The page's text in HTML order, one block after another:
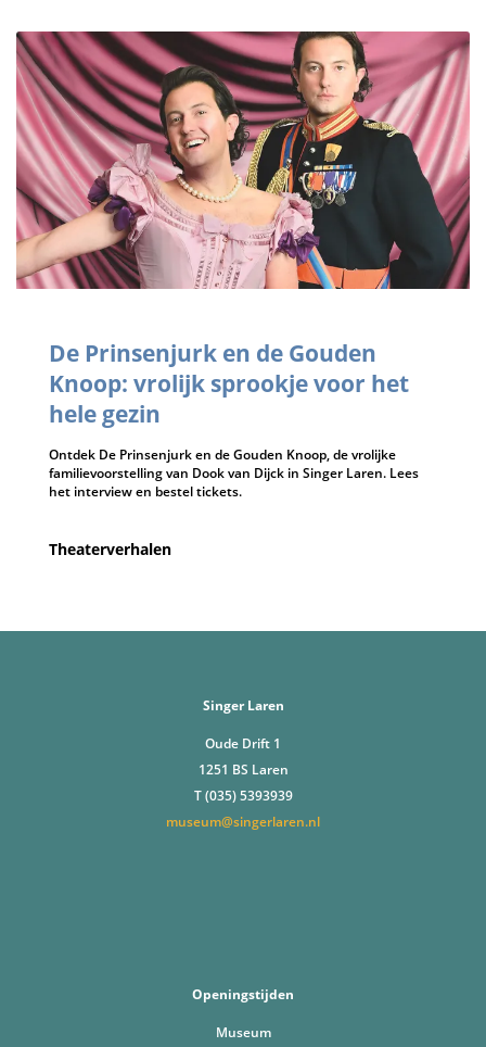
De Prinsenjurk en de Gouden
Knoop: vrolijk sprookje voor het
hele gezin
Ontdek De Prinsenjurk en de Gouden Knoop, de vrolijke
familievoorstelling van Dook van Dijck in Singer Laren. Lees
het interview en bestel tickets.
Theaterverhalen
Singer Laren
Oude Drift 1
1251 BS Laren
T (035) 5393939
museum@singerlaren.nl
Openingstijden
Museum